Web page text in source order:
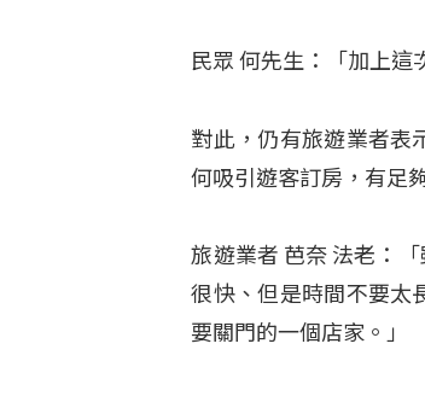
民眾 何先生：「加上這
對此，仍有旅遊業者表
何吸引遊客訂房，有足
旅遊業者 芭奈 法老：
很快、但是時間不要太
要關門的一個店家。」